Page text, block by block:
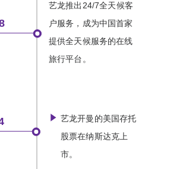
艺龙推出24/7全天候客
户服务，成为中国首家
提供全天候服务的在线
旅行平台。
艺龙开曼的美国存托
股票在纳斯达克上
市。